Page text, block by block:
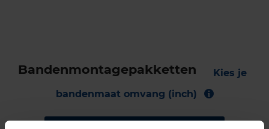
Bandenmontagepakketten
Kies je
bandenmaat omvang (inch)